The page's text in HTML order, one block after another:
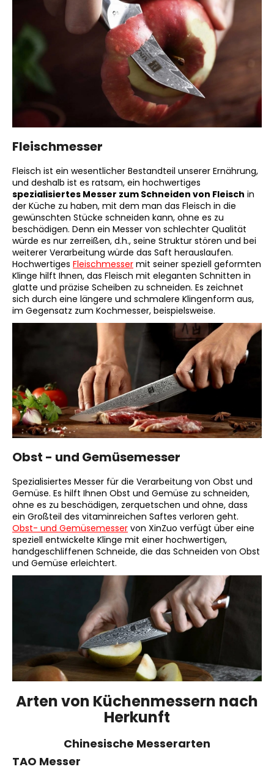
Fleischmesser
Fleisch ist ein wesentlicher Bestandteil unserer Ernährung,
und deshalb ist es ratsam, ein hochwertiges
spezialisiertes Messer zum Schneiden von Fleisch in
der Küche zu haben, mit dem man das Fleisch in die
gewünschten Stücke schneiden kann, ohne es zu
beschädigen. Denn ein Messer von schlechter Qualität
würde es nur zerreißen, d.h., seine Struktur stören und bei
weiterer Verarbeitung würde das Saft herauslaufen.
Hochwertiges Fleischmesser mit seiner speziell geformten
Klinge hilft Ihnen, das Fleisch mit eleganten Schnitten in
glatte und präzise Scheiben zu schneiden. Es zeichnet
sich durch eine längere und schmalere Klingenform aus,
im Gegensatz zum Kochmesser, beispielsweise.
Obst - und Gemüsemesser
Spezialisiertes Messer für die Verarbeitung von Obst und
Gemüse. Es hilft Ihnen Obst und Gemüse zu schneiden,
ohne es zu beschädigen, zerquetschen und ohne, dass
ein Großteil des vitaminreichen Saftes verloren geht.
Obst- und Gemüsemesser von XinZuo verfügt über eine
speziell entwickelte Klinge mit einer hochwertigen,
handgeschliffenen Schneide, die das Schneiden von Obst
und Gemüse erleichtert.
Arten von Küchenmessern nach
Herkunft
Chinesische Messerarten
TAO Messer